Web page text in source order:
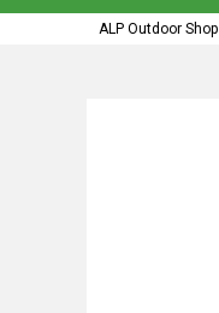
ALP Outdoor Shop